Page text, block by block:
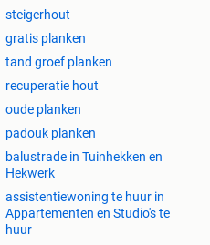
steigerhout
gratis planken
tand groef planken
recuperatie hout
oude planken
padouk planken
balustrade in Tuinhekken en
Hekwerk
assistentiewoning te huur in
Appartementen en Studio's te
huur